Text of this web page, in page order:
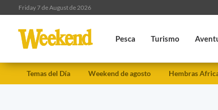
Friday 7 de August de 2026
Pesca Turismo
Temas del Día Weekend de agosto Hembras